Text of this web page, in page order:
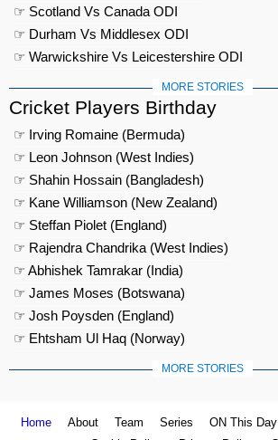
☞ Scotland Vs Canada ODI
☞ Durham Vs Middlesex ODI
☞ Warwickshire Vs Leicestershire ODI
MORE STORIES
Cricket Players Birthday
☞ Irving Romaine (Bermuda)
☞ Leon Johnson (West Indies)
☞ Shahin Hossain (Bangladesh)
☞ Kane Williamson (New Zealand)
☞ Steffan Piolet (England)
☞ Rajendra Chandrika (West Indies)
☞ Abhishek Tamrakar (India)
☞ James Moses (Botswana)
☞ Josh Poysden (England)
☞ Ehtsham Ul Haq (Norway)
MORE STORIES
Home About Team Series ON This Day